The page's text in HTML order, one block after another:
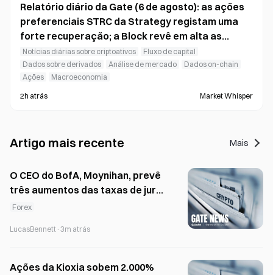
Relatório diário da Gate (6 de agosto): as ações
preferenciais STRC da Strategy registam uma
forte recuperação; a Block revê em alta as
previsões para o exercício de 2026
Notícias diárias sobre criptoativos
Fluxo de capital
Dados sobre derivados
Análise de mercado
Dados on-chain
Ações
Macroeconomia
2h atrás Market Whisper
Artigo mais recente Mais
O CEO do BofA, Moynihan, prevê
três aumentos das taxas de juro
da Fed em setembro, novembro
Forex
LucasBennett · 3m atrás
Ações da Kioxia sobem 2.000%